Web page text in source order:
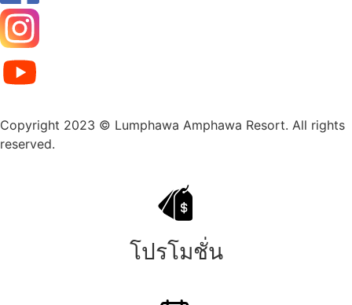
Copyright 2023 © Lumphawa Amphawa Resort. All rights
reserved.
โปรโมชั่น